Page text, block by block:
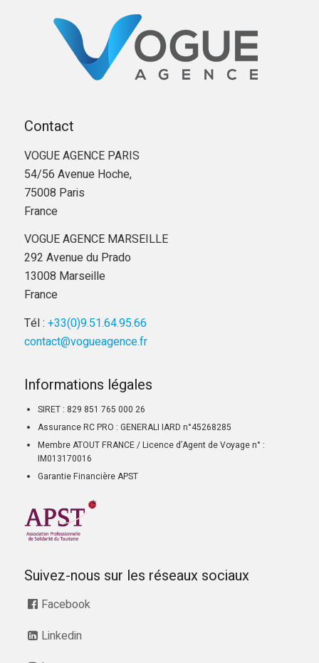
Contact
VOGUE AGENCE PARIS
54/56 Avenue Hoche,
75008 Paris
France
VOGUE AGENCE MARSEILLE
292 Avenue du Prado
13008 Marseille
France
Tél : +33(0)9.51.64.95.66
contact@vogueagence.fr
Informations légales
SIRET : 829 851 765 000 26
Assurance RC PRO : GENERALI IARD n°45268285
Membre ATOUT FRANCE / Licence d’Agent de Voyage n° :
IM013170016
Garantie Financière APST
Suivez-nous sur les réseaux sociaux
Facebook
Linkedin